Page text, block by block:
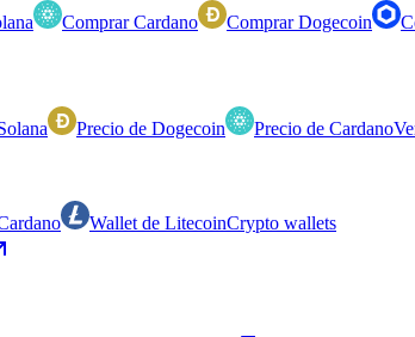
Comprar Cardano Comprar Dogecoin
Precio de Dogecoin Precio de Cardano
Wallet de LitecoinCrypto wallets